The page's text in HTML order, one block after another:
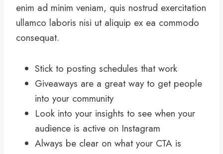
enim ad minim veniam, quis nostrud exercitation
ullamco laboris nisi ut aliquip ex ea commodo
consequat.
Stick to posting schedules that work
Giveaways are a great way to get people
into your community
Look into your insights to see when your
audience is active on Instagram
Always be clear on what your CTA is